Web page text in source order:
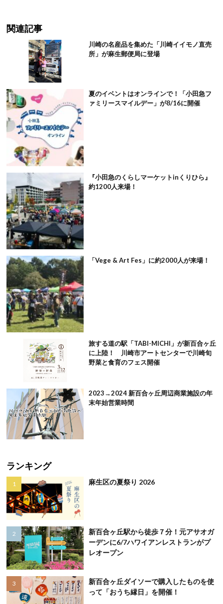
関連記事
川崎の名産品を集めた「川崎イイモノ直売
所」が麻生郵便局に登場
夏のイベントはオンラインで！「小田急フ
ァミリースマイルデー」が8/16に開催
『小田急のくらしマーケットinくりひら』
約1200人来場！
「Vege & Art Fes」に約2000人が来場！
旅する道の駅「TABI-MICHI」が新百合ヶ丘
に上陸！ 川崎市アートセンターで川崎旬
野菜と食育のフェス開催
2023→2024 新百合ヶ丘周辺商業施設の年
末年始営業時間
ランキング
麻生区の夏祭り 2026
新百合ヶ丘駅から徒歩７分！元アサオガ
ーデンに6/7ハワイアンレストランがプ
レオープン
新百合ヶ丘ダイソーで購入したものを使
って「おうち縁日」を開催！